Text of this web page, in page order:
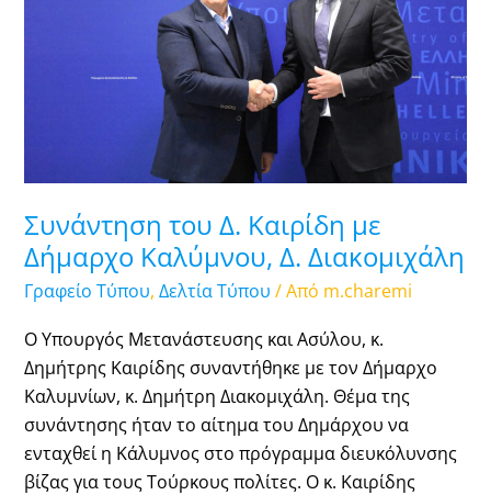
Συνάντηση του Δ. Καιρίδη με
Δήμαρχο Καλύμνου, Δ. Διακομιχάλη
Γραφείο Τύπου, Δελτία Τύπου / Από m.charemi
Ο Υπουργός Μετανάστευσης και Ασύλου, κ.
Δημήτρης Καιρίδης συναντήθηκε με τον Δήμαρχο
Καλυμνίων, κ. Δημήτρη Διακομιχάλη. Θέμα της
συνάντησης ήταν το αίτημα του Δημάρχου να
ενταχθεί η Κάλυμνος στο πρόγραμμα διευκόλυνσης
βίζας για τους Τούρκους πολίτες. Ο κ. Καιρίδης
Καλύμνου,